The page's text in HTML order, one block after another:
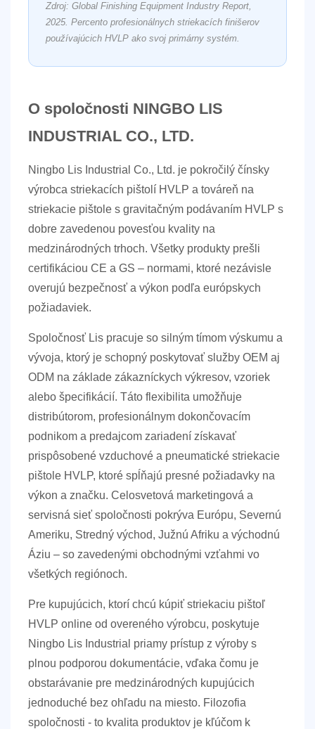
Zdroj: Global Finishing Equipment Industry Report,
2025. Percento profesionálnych striekacích finišerov
používajúcich HVLP ako svoj primárny systém.
O spoločnosti NINGBO LIS
INDUSTRIAL CO., LTD.
Ningbo Lis Industrial Co., Ltd. je pokročilý čínsky
výrobca striekacích pištolí HVLP a továreň na
striekacie pištole s gravitačným podávaním HVLP s
dobre zavedenou povesťou kvality na
medzinárodných trhoch. Všetky produkty prešli
certifikáciou CE a GS – normami, ktoré nezávisle
overujú bezpečnosť a výkon podľa európskych
požiadaviek.
Spoločnosť Lis pracuje so silným tímom výskumu a
vývoja, ktorý je schopný poskytovať služby OEM aj
ODM na základe zákazníckych výkresov, vzoriek
alebo špecifikácií. Táto flexibilita umožňuje
distribútorom, profesionálnym dokončovacím
podnikom a predajcom zariadení získavať
prispôsobené vzduchové a pneumatické striekacie
pištole HVLP, ktoré spĺňajú presné požiadavky na
výkon a značku. Celosvetová marketingová a
servisná sieť spoločnosti pokrýva Európu, Severnú
Ameriku, Stredný východ, Južnú Afriku a východnú
Áziu – so zavedenými obchodnými vzťahmi vo
všetkých regiónoch.
Pre kupujúcich, ktorí chcú kúpiť striekaciu pištoľ
HVLP online od overeného výrobcu, poskytuje
Ningbo Lis Industrial priamy prístup z výroby s
plnou podporou dokumentácie, vďaka čomu je
obstarávanie pre medzinárodných kupujúcich
jednoduché bez ohľadu na miesto. Filozofia
spoločnosti - to kvalita produktov je kľúčom k